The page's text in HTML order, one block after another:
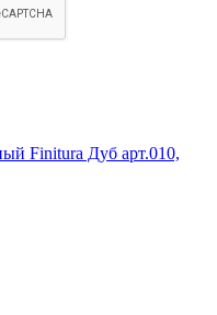
Finitura Дуб арт.010,